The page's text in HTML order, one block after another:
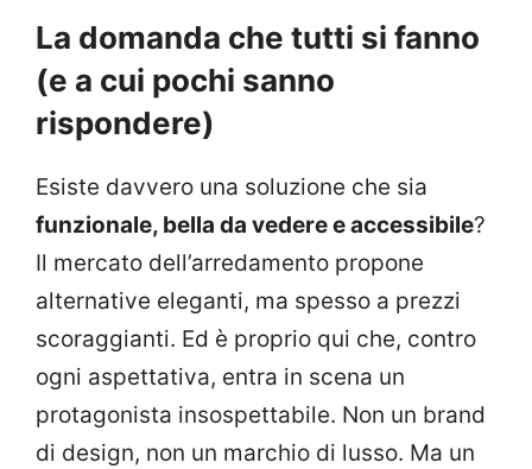
La domanda che tutti si fanno
(e a cui pochi sanno
rispondere)
Esiste davvero una soluzione che sia
funzionale, bella da vedere e accessibile?
Il mercato dell’arredamento propone
alternative eleganti, ma spesso a prezzi
scoraggianti. Ed è proprio qui che, contro
ogni aspettativa, entra in scena un
protagonista insospettabile. Non un brand
di design, non un marchio di lusso. Ma un